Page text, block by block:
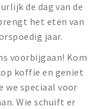
de dag van de
het eten van
jaar.
voorbijgaan! Kom
koffie en geniet
we speciaal voor
Wie schuift er